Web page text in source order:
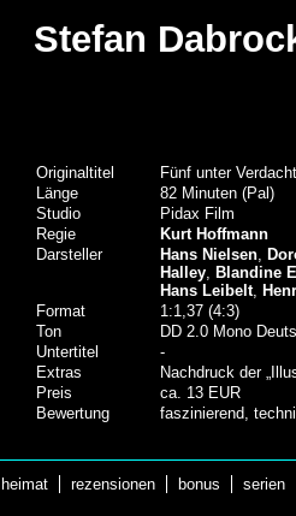
Stefan
Originaltitel
Fünf unter
Länge
82 Minuten (Pal)
Studio
Pidax Film
Regie
Kurt Hoffmann
Darsteller
Hans Nielsen ,
Halley ,Blandine
Hans Leibelt,
Format
1:1,37 (4:3)
Ton
DD 2.0 Mono
Untertitel
-
Extras
Nachdruck der
Preis
ca. 13 EUR
Bewertung
faszinierend,
heimat rezensionen bonus serien